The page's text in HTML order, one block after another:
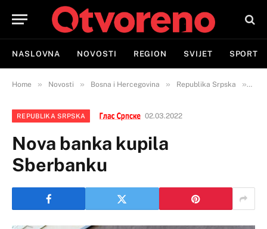
NASLOVNA NOVOSTI REGION SVIJET SPORT
Home » Novosti » Bosna i Hercegovina » Republika Srpska »
REPUBLIKA SRPSKA 02.03.2022
Nova banka kupila
Sberbanku